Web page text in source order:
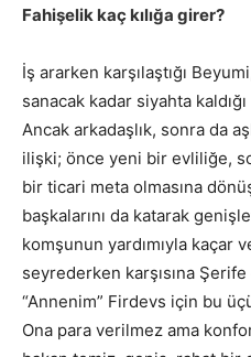
Fahişelik kaç kılığa girer?
İş ararken karşılaştığı
sanacak kadar siyahta
Ancak arkadaşlık, sonra da
ilişki; önce yeni bir evliliğe,
bir ticari meta olmasına
başkalarını da katarak
komşunun yardımıyla kaçar
seyrederken karşısına
“Annenim” Firdevs için bu
Ona para verilmez ama